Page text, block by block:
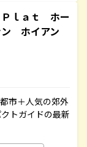
ｌａｔ ホー
ホイアン
市＋人気の郊外
トガイドの最新